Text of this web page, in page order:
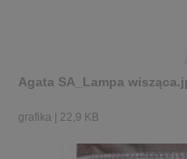
Agata SA_Lampa
grafika | 22,9 KB